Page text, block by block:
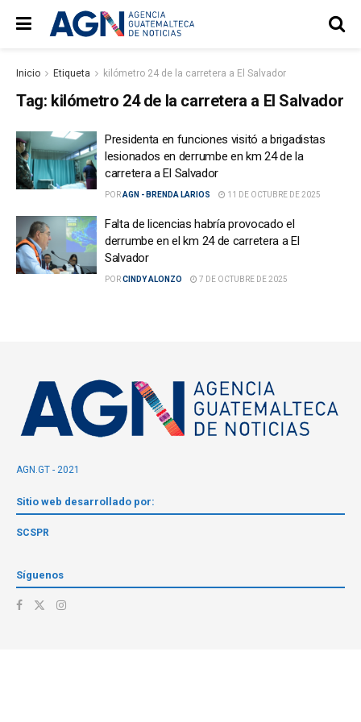
Inicio Etiqueta kilómetro 24 de la carretera a El Salvador
Tag: kilómetro 24 de la carretera a El Salvador
Presidenta en funciones visitó a brigadistas
lesionados en derrumbe en km 24 de la
carretera a El Salvador
PORAGN - BRENDA LARIOS 11 DE OCTUBRE DE 2025
Falta de licencias habría provocado el
derrumbe en el km 24 de carretera a El
Salvador
PORCINDY ALONZO 7 DE OCTUBRE DE 2025
AGN.GT - 2021
Sitio web desarrollado por:
SCSPR
Síguenos